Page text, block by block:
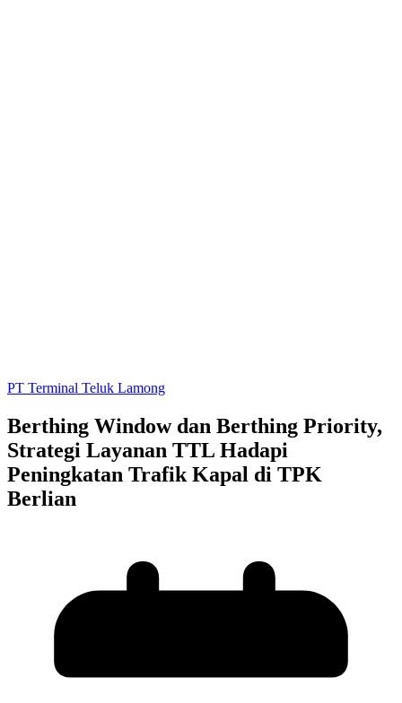
PT Terminal Teluk Lamong
Berthing Window dan Berthing Priority,
Strategi Layanan TTL Hadapi
Peningkatan Trafik Kapal di TPK
Berlian